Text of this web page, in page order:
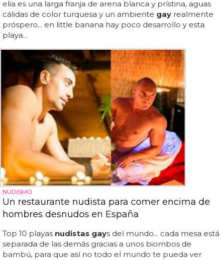
elia es una larga franja de arena blanca y prístina, aguas
cálidas de color turquesa y un ambiente gay realmente
próspero... en little banana hay poco desarrollo y esta
playa...
NUDISMO
Un restaurante nudista para comer encima de
hombres desnudos en España
Top 10 playas nudistas gays del mundo... cada mesa está
separada de las demás gracias a unos biombos de
bambú, para que así no todo el mundo te pueda ver